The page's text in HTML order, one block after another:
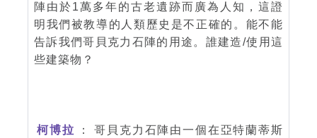
陣由於1萬多年的古老遺跡而廣為人知，這證
明我們被教導的人類歷史是不正確的。能不能
告訴我們哥貝克力石陣的用途。誰建造/使用這
些建築物？
柯博拉
： 哥貝克力石陣由一個在亞特蘭蒂斯